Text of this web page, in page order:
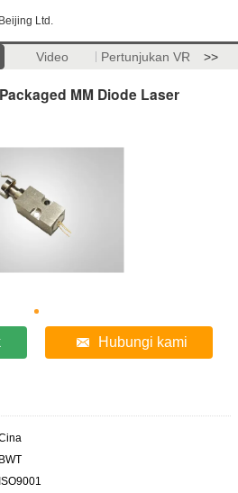
Ltd.
Video Pertunjukan VR >>
MM Diode Laser
Hubungi kami
BWT
ISO9001